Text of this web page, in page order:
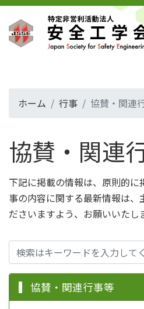
ホーム 行事 協賛・関連
協賛・関連
下記に掲載の情報は、原則的に
事の内容に関する最新情報は、
ださいますよう、お願いいたし
協賛・関連行事等